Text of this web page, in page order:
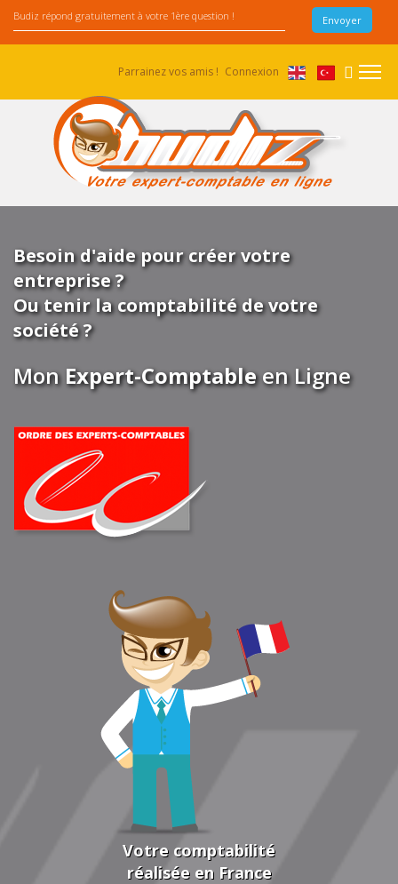
Parrainez vos amis ! Connexion
Besoin d'aide pour créer votre
entreprise ?
Ou tenir la comptabilité de votre
société ?
MonExpert-Comptableen Ligne
Votre comptabilité
réalisée en France